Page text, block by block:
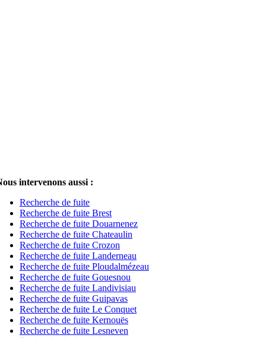
intervenons aussi :
Recherche de fuite
Recherche de fuite Brest
Recherche de fuite Douarnenez
Recherche de fuite Chateaulin
Recherche de fuite Crozon
Recherche de fuite Landerneau
Recherche de fuite Ploudalmézeau
Recherche de fuite Gouesnou
Recherche de fuite Landivisiau
Recherche de fuite Guipavas
Recherche de fuite Le Conquet
Recherche de fuite Kernouës
Recherche de fuite Lesneven